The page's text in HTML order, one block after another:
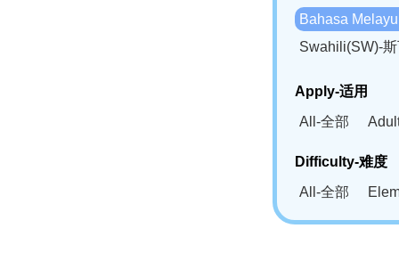
Bahasa
Swahili(SW)-
Apply-适用
All-全部
Difficulty-难度
All-全部